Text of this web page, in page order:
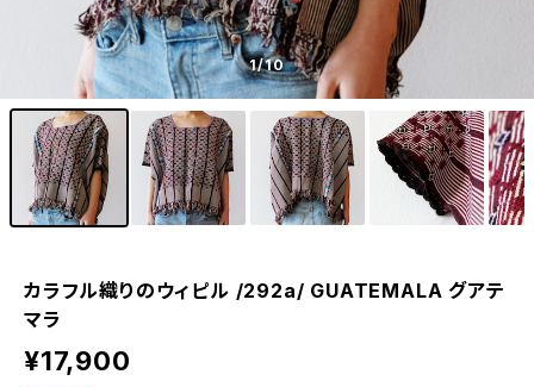
1/10
カラフル織りのウィピル /292a/ GUATEMALA グアテ
マラ
¥17,900